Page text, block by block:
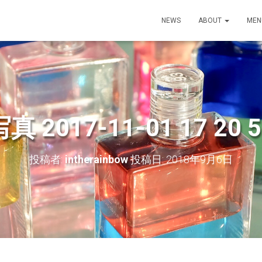
NEWS ABOUT
真 2017-11-01 17 20
投稿者: intherainbow投稿日:2018年9月6日